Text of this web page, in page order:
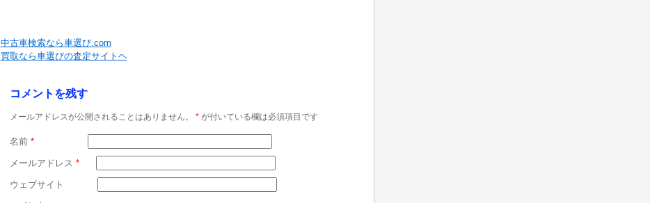
中古車検索なら車選び.com
買取なら車選びの査定サイトヘ
コメントを残す
メールアドレスが公開されることはありません。 *が付いている欄は必須項目です
名前 *
メールアドレス *
ウェブサイト